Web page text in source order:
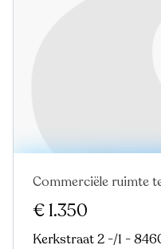
Commerciële ruimte
€ 1.350
Kerkstraat 2 -/1 -